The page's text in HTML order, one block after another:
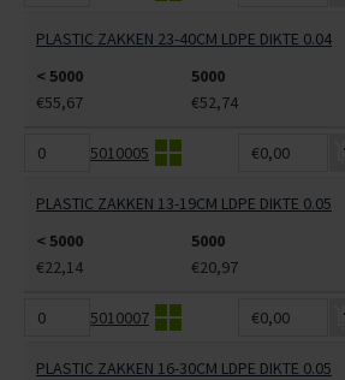
PLASTIC ZAKKEN 23-40CM LDPE DIKTE 0.04
< 5000
5000
€55,67
€52,74
5010005 €0,00
PLASTIC ZAKKEN 13-19CM LDPE DIKTE 0.05
< 5000
5000
€22,14
€20,97
5010007 €0,00
PLASTIC ZAKKEN 16-30CM LDPE DIKTE 0.05